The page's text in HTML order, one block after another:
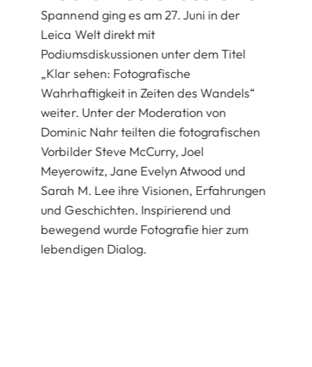
Spannend ging es am 27. Juni in der
Leica Welt direkt mit
Podiumsdiskussionen unter dem Titel
„Klar sehen: Fotografische
Wahrhaftigkeit in Zeiten des Wandels“
weiter. Unter der Moderation von
Dominic Nahr teilten die fotografischen
Vorbilder Steve McCurry, Joel
Meyerowitz, Jane Evelyn Atwood und
Sarah M. Lee ihre Visionen, Erfahrungen
und Geschichten. Inspirierend und
bewegend wurde Fotografie hier zum
lebendigen Dialog.